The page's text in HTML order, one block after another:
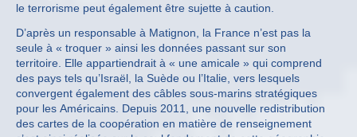
le terrorisme peut également être sujette à caution.
D’après un responsable à Matignon, la France n’est pas la
seule à « troquer » ainsi les données passant sur son
territoire. Elle appartiendrait à « une amicale » qui comprend
des pays tels qu’Israël, la Suède ou l’Italie, vers lesquels
convergent également des câbles sous-marins stratégiques
pour les Américains. Depuis 2011, une nouvelle redistribution
des cartes de la coopération en matière de renseignement